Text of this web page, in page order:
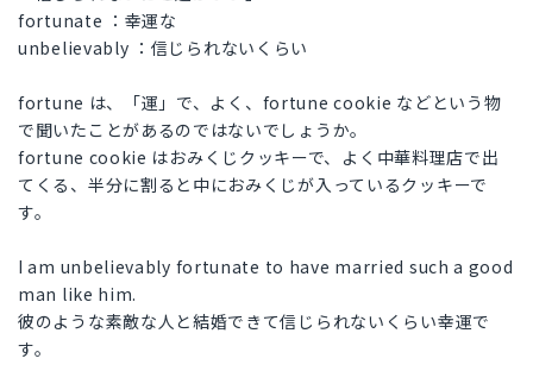
fortunate ：幸運な
unbelievably ：信じられないくらい
fortune は、「運」で、よく、fortune cookie などという物
で聞いたことがあるのではないでしょうか。
fortune cookie はおみくじクッキーで、よく中華料理店で出
てくる、半分に割ると中におみくじが入っているクッキーで
す。
I am unbelievably fortunate to have married such a good
man like him.
彼のような素敵な人と結婚できて信じられないくらい幸運で
す。